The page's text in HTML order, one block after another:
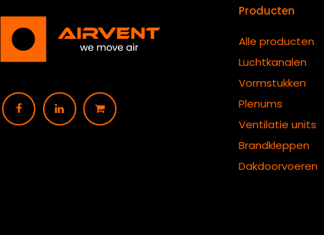
Producten
Alle producten
Luchtkanalen
Vormstukken
Plenums
Ventilatie units
Brandkleppen
Dakdoorvoeren